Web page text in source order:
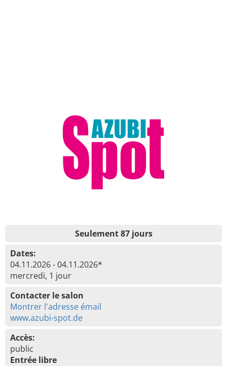
Seulement 87 jours
Dates:
04.11.2026 - 04.11.2026*
mercredi, 1 jour
Contacter le salon
Montrer l'adresse émail
www.azubi-spot.de
Accès:
public
Entrée libre